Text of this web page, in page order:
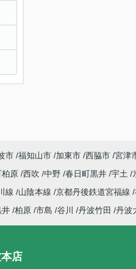
市 福知山市 加東市 西脇市 宮津
柏原 西吹 中野 春日町黒井 宇土
線 山陰本線 京都丹後鉄道宮福線
井 柏原 市島 谷川 丹波竹田 丹波
店